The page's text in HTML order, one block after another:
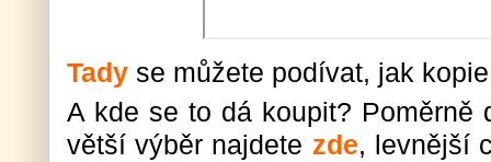
Tady se můžete podívat, jak
A kde se to dá koupit? Poměrně
větší výběr najdete zde, levnější